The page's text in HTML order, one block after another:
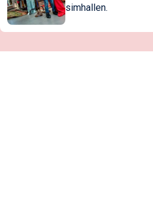
simhallen.